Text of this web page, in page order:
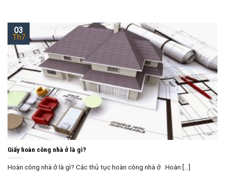
Giấy hoàn công nhà ở là gì?
Hoàn công nhà ở là gì? Các thủ tục hoàn công nhà ở Hoàn [...]
03
Th7